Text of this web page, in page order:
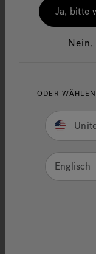
Ja, bitte
ODER
Englisch